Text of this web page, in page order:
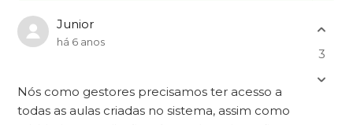
Junior
há 6 anos
Nós como gestores precisamos ter acesso a
todas as aulas criadas no sistema, assim como
3